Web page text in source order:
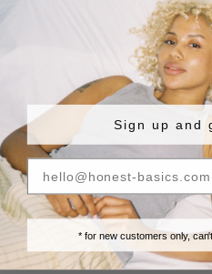
Hipster-Shirt
Limestone
Angebot
€ 19.90
Sign up and
* for new customers only,